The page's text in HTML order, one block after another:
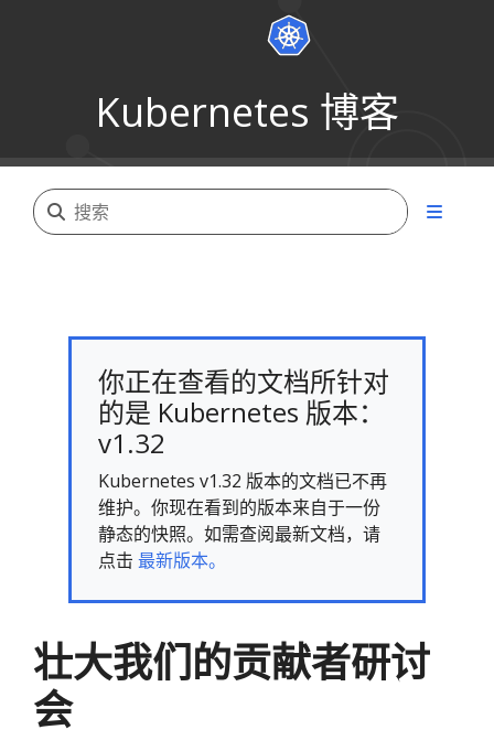
Kubernetes 博客
你正在查看的文档所针对
的是 Kubernetes 版本：
v1.32
Kubernetes v1.32 版本的文档已不再
维护。你现在看到的版本来自于一份
静态的快照。如需查阅最新文档，请
点击 最新版本。
壮大我们的贡献者研讨
会